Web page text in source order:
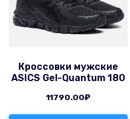
Кроссовки мужские
ASICS Gel-Quantum 180
11790.00₽